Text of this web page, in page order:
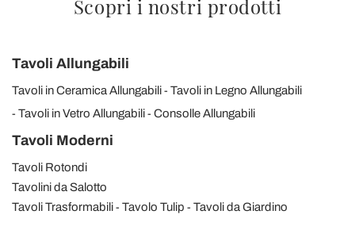
Scopri i nostri prodotti
Tavoli Allungabili
Tavoli in Ceramica Allungabili
Tavoli in Legno Allungabili
Tavoli in Vetro Allungabili
Consolle Allungabili
Tavoli Moderni
Tavoli Rotondi
Tavolini da Salotto
Tavoli Trasformabili
Tavolo Tulip Tavoli da Giardino